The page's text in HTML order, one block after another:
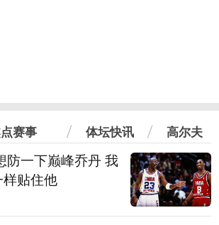
赛事 体坛快讯 高尔夫
防一下巅峰乔丹 我
贴住他